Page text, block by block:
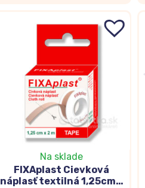
Na sklade
FIXAplast Cievková
náplasť textilná 1,25cm x